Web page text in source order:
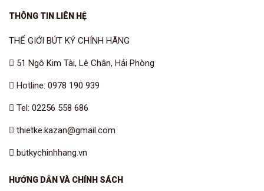
THÔNG TIN LIÊN HỆ
THẾ GIỚI BÚT KÝ CHÍNH HÃNG
51 Ngô Kim Tài, Lê Chân, Hải Phòng
Hotline: 0978 190 939
Tel: 02256 558 686
thietke.kazan@gmail.com
butkychinhhang.vn
HƯỚNG DẪN VÀ CHÍNH SÁCH